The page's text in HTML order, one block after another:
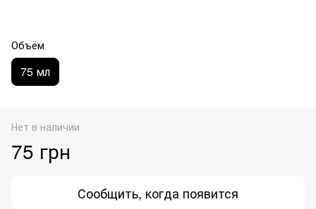
Объём
75 мл
Нет в наличии
75 грн
Сообщить, когда появится